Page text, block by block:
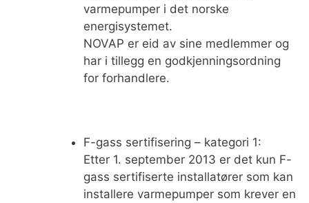
varmepumper i det norske
energisystemet.
NOVAP er eid av sine medlemmer og
har i tillegg en godkjenningsordning
for forhandlere.
F-gass sertifisering – kategori 1:
Etter 1. september 2013 er det kun F-
gass sertifiserte installatører som kan
installere varmepumper som krever en